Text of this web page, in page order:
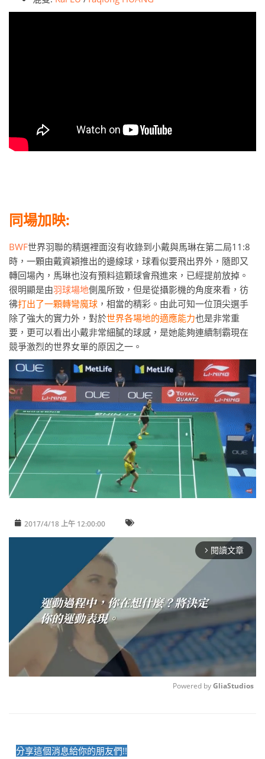
同場加映:
BWF世界羽聯的精選裡面沒有收錄到小戴與馬琳在第二局11:8
時，一顆由戴資穎推出的邊線球，球看似要飛出界外，隨即又
轉回場內，馬琳也沒有預料這顆球會飛進來，已經提前放掉。
很明顯是由羽球場地側風所致，但是從攝影機的角度來看，彷
彿打出了一顆轉彎魔球 ，相當的精彩。由此可知一位頂尖選手
除了強大的實力外，對於世界各場地的適應能力也是非常重
要，更可以看出小戴非常細膩的球感，是她能夠連續制霸現在
競爭激烈的世界女單的原因之一。
2017/4/18 上午 12:00:00
arrow_forward_ios 閱讀文章
Powered by GliaStudios
分享這個消息給你的朋友們!!